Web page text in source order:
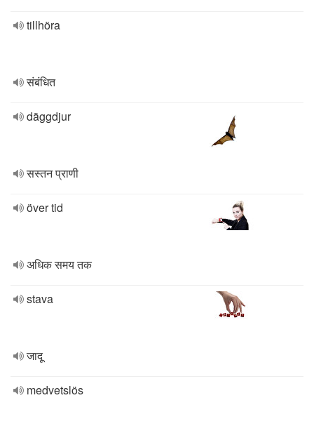
tillhöra
संबंधित
däggdjur
सस्तन प्राणी
över tid
अधिक समय तक
stava
जादू
medvetslös